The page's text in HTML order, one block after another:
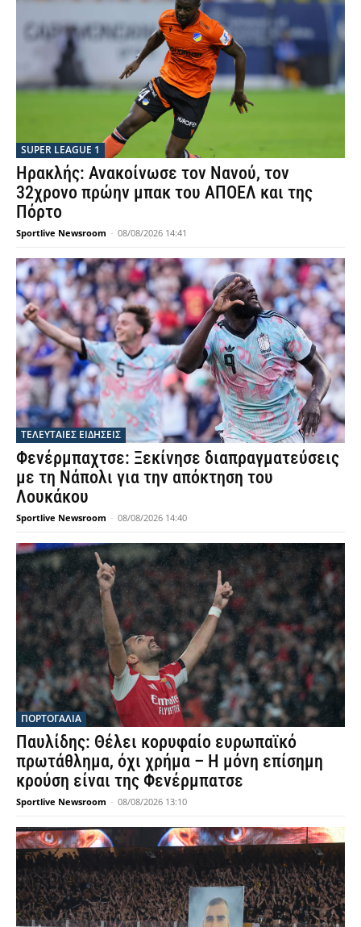
SUPER LEAGUE 1
Ηρακλής: Ανακοίνωσε τον Νανού, τον
32χρονο πρώην μπακ του ΑΠΟΕΛ και της
Πόρτο
Sportlive Newsroom - 08/08/2026 14:41
ΤΕΛΕΥΤΑΙΕΣ ΕΙΔΗΣΕΙΣ
Φενέρμπαχτσε: Ξεκίνησε διαπραγματεύσεις
με τη Νάπολι για την απόκτηση του
Λουκάκου
Sportlive Newsroom - 08/08/2026 14:40
ΠΟΡΤΟΓΑΛΙΑ
Παυλίδης: Θέλει κορυφαίο ευρωπαϊκό
πρωτάθλημα, όχι χρήμα – Η μόνη επίσημη
κρούση είναι της Φενέρμπατσε
Sportlive Newsroom - 08/08/2026 13:10